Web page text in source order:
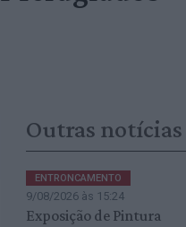
Outras notícias
ENTRONCAMENTO
9/08/2026 às 15:24
Exposição de Pintura